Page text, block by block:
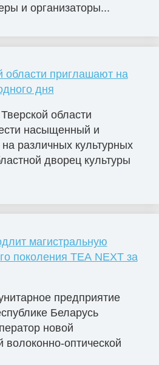
и организаторы...
области приглашают на
дня
области
насыщенный и
различных культурных
дворец культуры
магистральную
поколения TEA NEXT за
предприятие
Беларусь
новой
волоконно-оптической